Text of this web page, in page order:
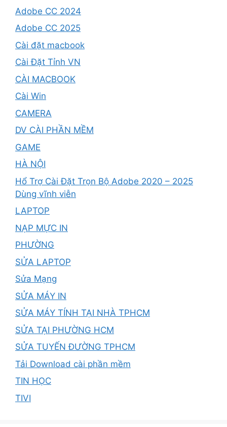
Adobe CC 2024
Adobe CC 2025
Cài đặt macbook
Cài Đặt Tỉnh VN
CÀI MACBOOK
Cài Win
CAMERA
DV CÀI PHẦN MỀM
GAME
HÀ NỘI
Hổ Trợ Cài Đặt Trọn Bộ Adobe 2020 – 2025
Dùng vĩnh viễn
LAPTOP
NẠP MỰC IN
PHƯỜNG
SỬA LAPTOP
Sửa Mạng
SỬA MÁY IN
SỬA MÁY TÍNH TẠI NHÀ TPHCM
SỬA TẠI PHƯỜNG HCM
SỬA TUYẾN ĐƯỜNG TPHCM
Tải Download cài phần mềm
TIN HỌC
TIVI